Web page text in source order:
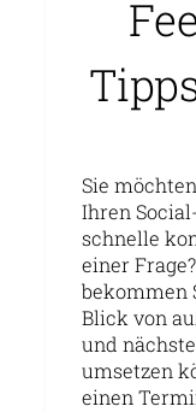
Sie
Ihren
schnelle
einer
bekommen
Blick von
und
umsetzen
einen